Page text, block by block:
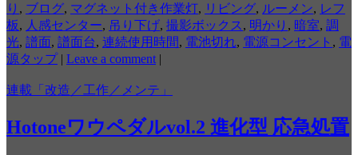
り , ブログ, マグネット付き作業灯, リビング, ルーメン, レフ
板, 人感センター, 吊り下げ, 撮影ボックス , 明かり , 暗室, 調
光, 譜面, 譜面台, 連続使用時間, 電池切れ, 電源コンセント , 電
源タップ | Leave a comment |
連載「改造／工作／メンテ」
Hotoneワウペダルvol.2 進化型 応急処置